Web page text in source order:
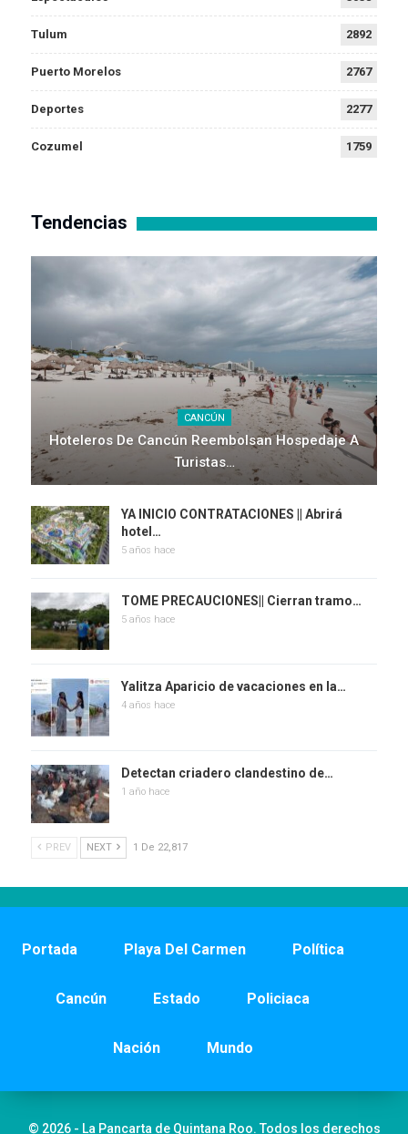
Tulum 2892
Puerto Morelos 2767
Deportes 2277
Cozumel 1759
Tendencias
CANCÚN
Hoteleros De Cancún Reembolsan Hospedaje A
Turistas…
YA INICIO CONTRATACIONES || Abrirá
hotel…
5 años hace
TOME PRECAUCIONES|| Cierran tramo…
5 años hace
Yalitza Aparicio de vacaciones en la…
4 años hace
Detectan criadero clandestino de…
1 año hace
PREV NEXT 1 De 22,817
Portada Playa Del Carmen Política
Cancún Estado Policiaca
Nación Mundo
© 2026 - La Pancarta de Quintana Roo. Todos los derechos